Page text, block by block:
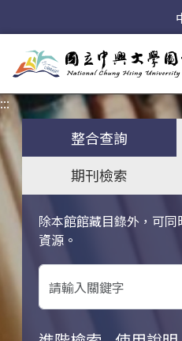
:::
整合查詢
期刊檢索
除本館館藏目錄外，可
資源。
關鍵字搜尋